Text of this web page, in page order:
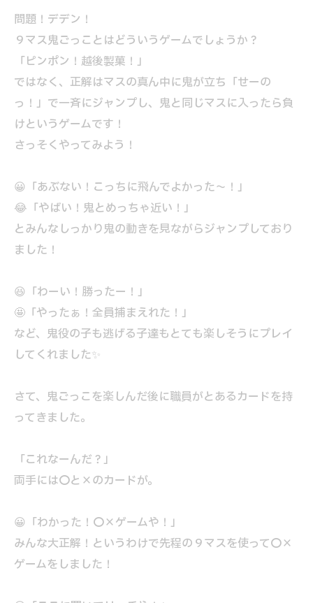
問題！デデン！
９マス鬼ごっことはどういうゲームでしょうか？
「ピンポン！越後製菓！」
ではなく、正解はマスの真ん中に鬼が立ち「せーの
っ！」で一斉にジャンプし、鬼と同じマスに入ったら負
けというゲームです！
さっそくやってみよう！
😀「あぶない！こっちに飛んでよかった～！」
😂「やばい！鬼とめっちゃ近い！」
とみんなしっかり鬼の動きを見ながらジャンプしており
ました！
😆「わーい！勝ったー！」
🤩「やったぁ！全員捕まえれた！」
など、鬼役の子も逃げる子達もとても楽しそうにプレイ
してくれました✨
さて、鬼ごっこを楽しんだ後に職員がとあるカードを持
ってきました。
「これなーんだ？」
両手には〇と×のカードが。
😀「わかった！〇×ゲームや！」
みんな大正解！というわけで先程の９マスを使って〇×
ゲームをしました！